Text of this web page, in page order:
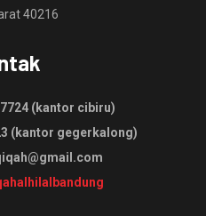
40216
(kantor cibiru)
(kantor gegerkalong)